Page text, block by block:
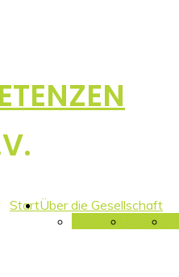
StartÜber die Gesellschaft
Überblick
Leitbild